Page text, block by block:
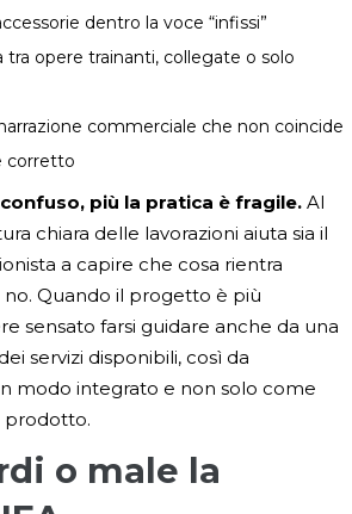
dentro la voce “infissi”
tra opere trainanti, collegate o solo
commerciale che non coincide
corretto
più la pratica è fragile. Al
chiara delle lavorazioni aiuta sia il
a capire che cosa rientra
no. Quando il progetto è più
sensato farsi guidare anche da una
servizi disponibili, così da
modo integrato e non solo come
prodotto.
o male la